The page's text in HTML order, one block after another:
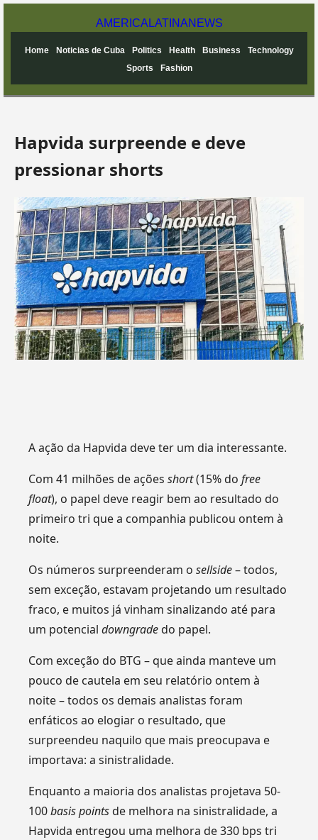
AMERICA LATINANEWS
Home Noticias de Cuba Politics Health Business
Technology
Sports
Fashion
Hapvida surpreende e deve
pressionar shorts
A ação da Hapvida deve ter um dia interessante.
Com 41 milhões de açõesshort(15% dofree
float), o papel deve reagir bem ao resultado do
primeiro tri que a companhia publicou ontem à
noite.
Os números surpreenderam osellside– todos,
sem exceção, estavam projetando um resultado
fraco, e muitos já vinham sinalizando até para
um potencialdowngradedo papel.
Com exceção do BTG – que ainda manteve um
pouco de cautela em seu relatório ontem à
noite – todos os demais analistas foram
enfáticos ao elogiar o resultado, que
surpreendeu naquilo que mais preocupava e
importava: a sinistralidade.
Enquanto a maioria dos analistas projetava 50-
100basis pointsde melhora na sinistralidade, a
Hapvida entregou uma melhora de 330 bps tri